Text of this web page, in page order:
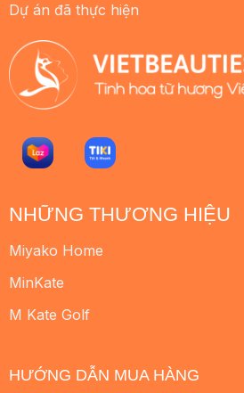
Dự án đã thực hiện
NHỮNG THƯƠNG HIỆU
Miyako Home
MinKate
M Kate Golf
HƯỚNG DẪN MUA HÀNG